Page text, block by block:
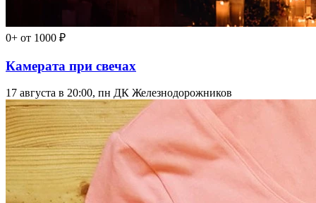
0+ от 1000 ₽
Камерата при свечах
17 августа в 20:00, пн ДК Железнодорожников